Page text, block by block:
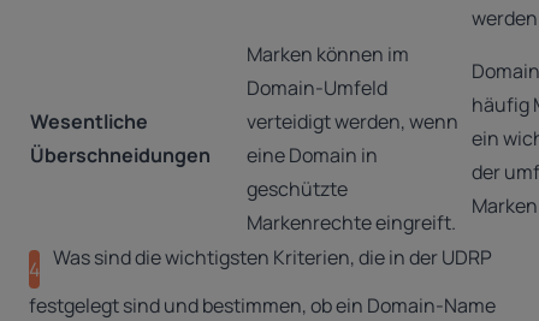
Wesentliche
Überschneidungen
Marken können im
Domain-Umfeld
verteidigt werden, wenn
eine Domain in
geschützte
Markenrechte eingreift.
häufig
ein
der
4 Was sind die wichtigsten Kriterien, die in der UDRP
festgelegt sind und bestimmen, ob ein Domain-Name